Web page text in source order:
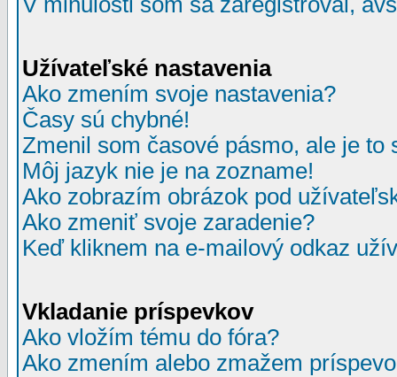
Užívateľské nastavenia
Ako zmením svoje nastavenia?
Časy sú chybné!
Zmenil som časové pásmo, ale je to
Môj jazyk nie je na zozname!
Ako zobrazím obrázok pod
Ako zmeniť svoje zaradenie?
Keď kliknem na e-mailový odkaz
Vkladanie príspevkov
Ako vložím tému do fóra?
Ako zmením alebo zmažem